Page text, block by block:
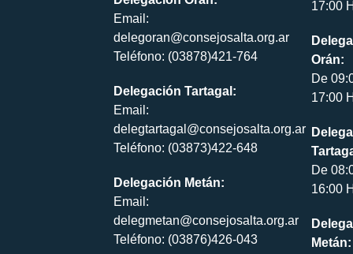
Email:
delegoran@consejosalta.org.ar
Teléfono: (03878)421-764
Delegación Tartagal:
Email:
delegtartagal@consejosalta.org.ar
Teléfono: (03873)422-648
Delegación Metán:
Email:
delegmetan@consejosalta.org.ar
Teléfono: (03876)426-043
17:00
Orán:
De
17:00
De
16:00
Metán: